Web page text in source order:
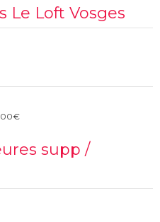
Le Loft Vosges
supp /